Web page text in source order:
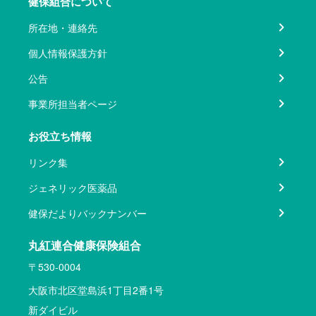
所在地・連絡先
個人情報保護方針
公告
事業所担当者ページ
お役立ち情報
リンク集
ジェネリック医薬品
健保だよりバックナンバー
丸紅連合健康保険組合
〒530-0004
大阪市北区堂島浜1丁目2番1号
新ダイビル